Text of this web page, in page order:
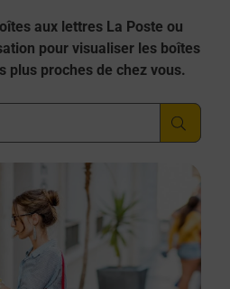
aux lettres La Poste ou
pour visualiser les boîtes
plus proches de chez vous.
Postal